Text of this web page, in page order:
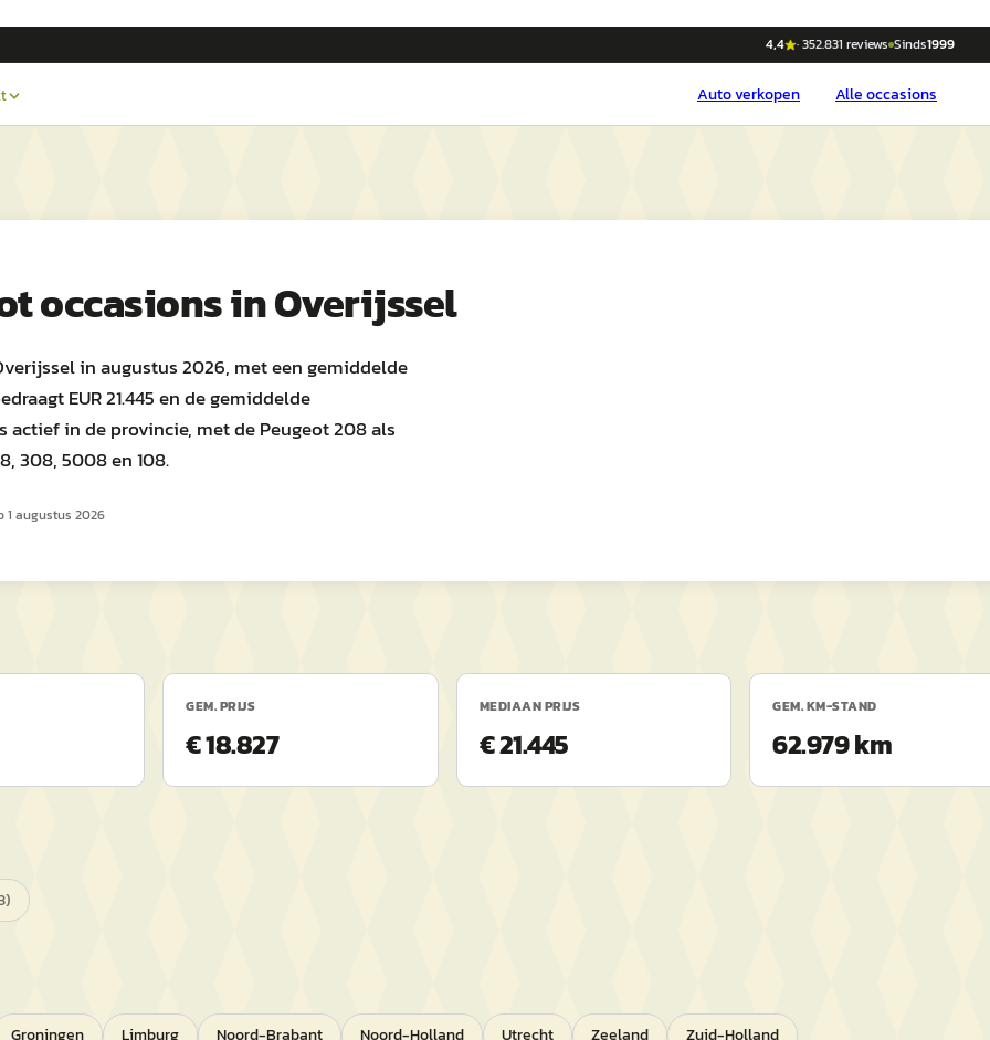
4,4 ·352.831 reviews Sinds1999
Autoverkopen Alle occasions
occasions inOverijssel
in augustus 2026, met een gemiddelde
EUR 21.445 en de gemiddelde
actief in de provincie, met de Peugeot 208 als
308, 5008 en 108.
1 augustus 2026
GEM. PRIJS
€ 18.827
MEDIAAN PRIJS
€ 21.445
GEM. KM-STAND
62.979 km
)
Groningen Limburg Noord-Brabant Noord-Holland Utrecht Zeeland Zuid-Holland